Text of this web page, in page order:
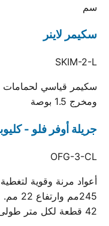
سم
سكيمر لاينر
SKIM-2-L
ومخرج 1.5 بوصة
جريلة أوفر فلو -
OFG-3-CL
أعواد مرنة وقوية
42 قطعة لكل متر طولى